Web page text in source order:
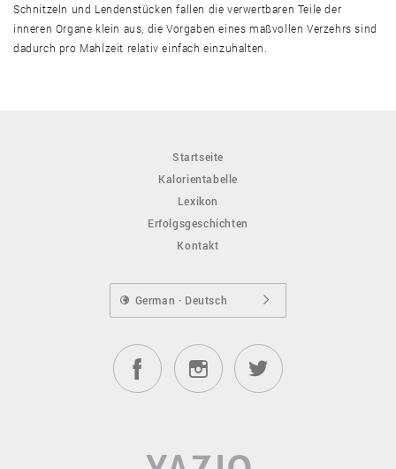
Pute, Truthahn Herz, roh
Pute, Truthahn Leber (Pute,nleber), gekocht
Pute, Truthahn Leber (Pute,nleber), roh
Pute, Truthahn Magen, gekocht
Rind, Rindfleisch, Gehirn, gar
Schnitzeln und Lendenstücken fallen die verwertbaren Teile der
inneren Organe klein aus, die Vorgaben eines maßvollen Verzehrs sind
dadurch pro Mahlzeit relativ einfach einzuhalten.
Startseite
Kalorientabelle
Lexikon
Erfolgsgeschichten
Kontakt
German · Deutsch